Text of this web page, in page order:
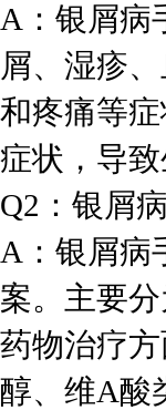
A：银屑病
屑、湿疹
和疼痛等
症状，导致
Q2：银屑
A：银屑病
案。主要
药物治疗
醇、维A酸